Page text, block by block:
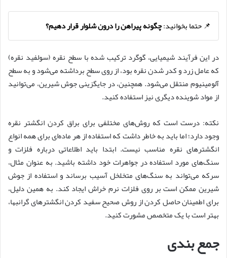
📌 حتما بخوانید:چگونه پیراهن را درون شلوار قرار دهیم؟
در این فرآیند شیمیایی، گوگرد ترکیب شده با سطح نقره (سولفید نقره)
که عامل زرد و کدر شدن نقره بود، از روی سطح برداشته می‌شود و به سطح
آلومینیوم منتقل می‌شود. همچنین، در جایگزینی جوش شیرین، می‌توانید
از مواد شوینده دیگری نیز استفاده کنید.
نکته: درست است که روش‌های مختلفی برای براق کردن انگشتر نقره
وجود دارد؛ اما باید به خاطر داشت که استفاده از هر ماده‌ای برای همه انواع
انگشترهای نقره مناسب نیست. ابتدا باید اطلاعاتی درباره فلزات و
سنگ‌های مورد استفاده در جواهرات خود داشته باشید. به عنوان مثال،
سرکه می‌تواند به سنگ‌های متخلخل آسیب برساند و استفاده از جوش
شیرین ممکن است بر روی فلزات نرم خراش ایجاد کند. به همین دلیل،
برای اطمینان حاصل کردن از روش صحیح سفید کردن انگشترهای گرانبها،
بهتر است با یک متخصص مشورت کنید.
جمع بندی